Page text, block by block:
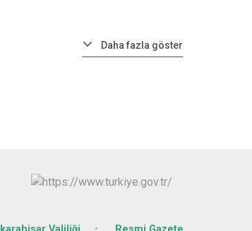
Daha fazla göster